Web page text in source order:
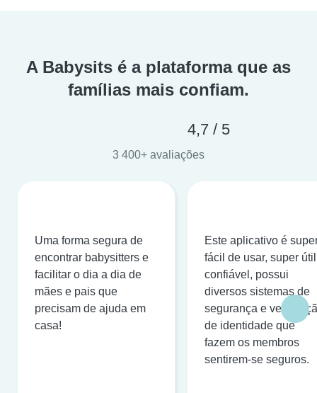
A Babysits é a plataforma que as
famílias mais confiam.
4,7 / 5
3 400+ avaliações
Uma forma segura de
encontrar babysitters e
facilitar o dia a dia de
mães e pais que
precisam de ajuda em
casa!
Este aplicativo é
fácil de usar, super
confiável, possui
diversos sistemas de
segurança e
de identidade que
fazem os membros
sentirem-se seguros.